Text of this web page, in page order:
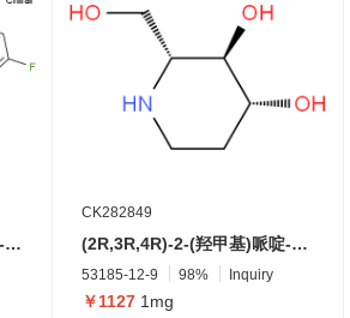
反式-3-(4-(5-氟吡啶-2-基)-5-(1H-吡咯并[2,3-b]吡啶-4-基)-1H-咪唑-1-基)-N,N-二甲基环丁烷-1-胺
CK282849
(2R,3R,4R)-2-(羟甲基)哌啶-3,4-二醇
53185-12-9 98% Inquiry
￥1127 1mg